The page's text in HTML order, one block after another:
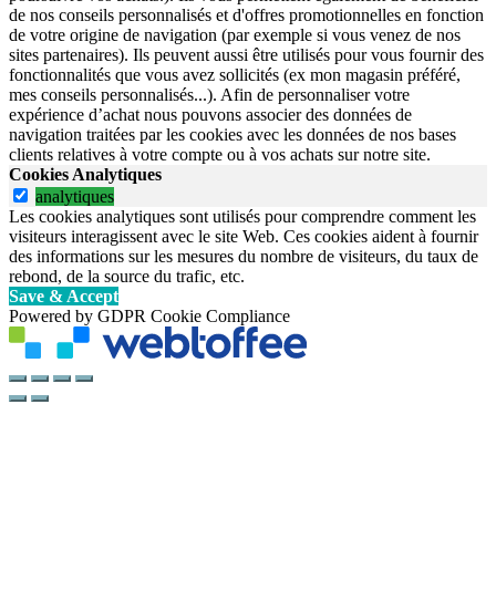
de nos conseils personnalisés et d'offres promotionnelles en fonction
de votre origine de navigation (par exemple si vous venez de nos
sites partenaires). Ils peuvent aussi être utilisés pour vous fournir des
fonctionnalités que vous avez sollicités (ex mon magasin préféré,
mes conseils personnalisés...). Afin de personnaliser votre
expérience d’achat nous pouvons associer des données de
navigation traitées par les cookies avec les données de nos bases
clients relatives à votre compte ou à vos achats sur notre site.
Cookies Analytiques
analytiques
Les cookies analytiques sont utilisés pour comprendre comment les
visiteurs interagissent avec le site Web. Ces cookies aident à fournir
des informations sur les mesures du nombre de visiteurs, du taux de
rebond, de la source du trafic, etc.
Save & Accept
Powered by GDPR Cookie Compliance